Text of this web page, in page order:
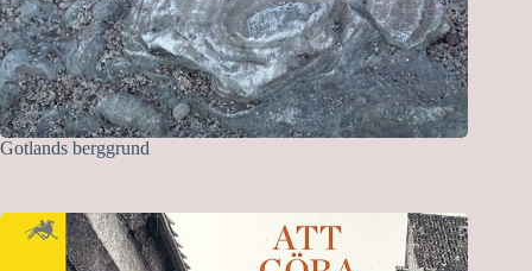
Gotlands berggrund